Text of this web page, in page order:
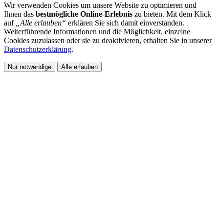
Wir verwenden Cookies um unsere Website zu optimieren und
Ihnen das bestmögliche Online-Erlebnis zu bieten. Mit dem Klick
auf
„Alle erlauben“ erklären Sie sich damit einverstanden.
Weiterführende Informationen und die Möglichkeit, einzelne
Cookies zuzulassen oder sie zu deaktivieren, erhalten Sie in unserer
Datenschutzerklärung.
Nur notwendige Alle erlauben